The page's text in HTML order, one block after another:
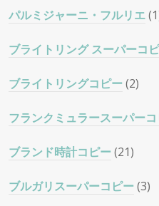
パルミジャーニ・フルリエ
ブライトリング スーパーコ
ブライトリングコピー(2)
フランクミュラースーパー
ブランド時計コピー(21)
ブルガリスーパーコピー(3)